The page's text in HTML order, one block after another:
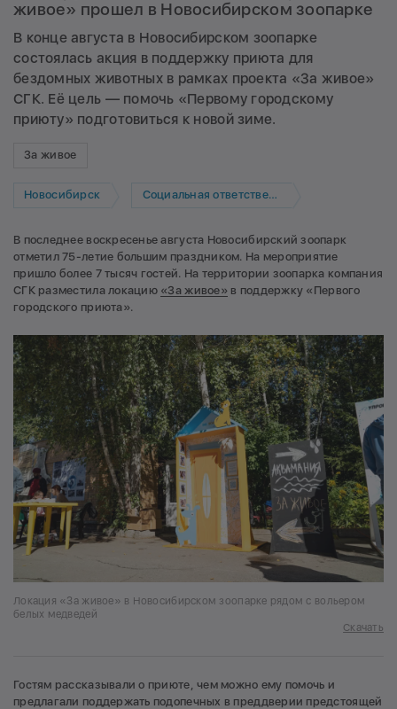
живое» прошел в Новосибирском зоопарке
В конце августа в Новосибирском зоопарке
состоялась акция в поддержку приюта для
бездомных животных в рамках проекта «За живое»
СГК. Её цель — помочь «Первому городскому
приюту» подготовиться к новой зиме.
За живое
Новосибирск Социальная ответственность
В последнее воскресенье августа Новосибирский зоопарк
отметил 75-летие большим праздником. На мероприятие
пришло более 7 тысяч гостей. На территории зоопарка компания
СГК разместила локацию «За живое»в поддержку «Первого
городского приюта».
Локация «За живое» в Новосибирском зоопарке рядом с вольером
белых медведей
Скачать
Гостям рассказывали о приюте, чем можно ему помочь и
предлагали поддержать подопечных в преддверии предстоящей